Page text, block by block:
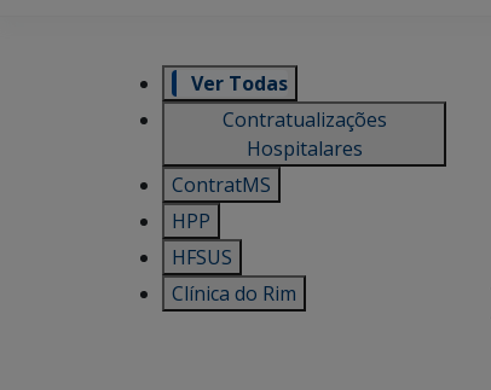
Ver Todas
Contratualizações
Hospitalares
ContratMS
HPP
HFSUS
Clínica do Rim